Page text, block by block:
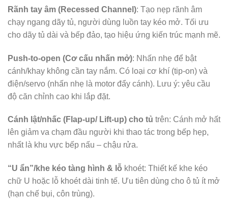
Rãnh tay âm (Recessed Channel): Tạo nẹp rãnh âm
chạy ngang dãy tủ, người dùng luồn tay kéo mở. Tối ưu
cho dãy tủ dài và bếp đảo, tạo hiệu ứng kiến trúc mạnh mẽ.
Push-to-open (Cơ cấu nhấn mở): Nhấn nhẹ để bật
cánh/khay không cần tay nắm. Có loại cơ khí (tip-on) và
điện/servo (nhấn nhẹ là motor đẩy cánh). Lưu ý: yêu cầu
độ căn chỉnh cao khi lắp đặt.
Cánh lật/nhấc (Flap-up/ Lift-up) cho tủ trên: Cánh mở hất
lên giảm va chạm đầu người khi thao tác trong bếp hẹp,
nhất là khu vực bếp nấu – chậu rửa.
“U ẩn”/khe kéo tàng hình & lỗ khoét: Thiết kế khe kéo
chữ U hoặc lỗ khoét dài tinh tế. Ưu tiên dùng cho ô tủ ít mở
(hạn chế bụi, côn trùng).